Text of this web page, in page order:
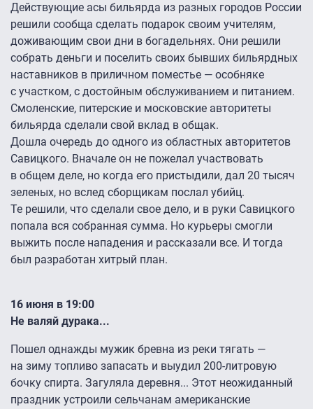
Действующие асы бильярда из разных городов России
решили сообща сделать подарок своим учителям,
доживающим свои дни в богадельнях. Они решили
собрать деньги и поселить своих бывших бильярдных
наставников в приличном поместье — особняке
с участком, с достойным обслуживанием и питанием.
Смоленские, питерские и московские авторитеты
бильярда сделали свой вклад в общак.
Дошла очередь до одного из областных авторитетов
Савицкого. Вначале он не пожелал участвовать
в общем деле, но когда его пристыдили, дал 20 тысяч
зеленых, но вслед сборщикам послал убийц.
Те решили, что сделали свое дело, и в руки Савицкого
попала вся собранная сумма. Но курьеры смогли
выжить после нападения и рассказали все. И тогда
был разработан хитрый план.
16 июня в 19:00
Не валяй дурака...
Пошел однажды мужик бревна из реки тягать —
на зиму топливо запасать и выудил 200-литровую
бочку спирта. Загуляла деревня... Этот неожиданный
праздник устроили сельчанам американские